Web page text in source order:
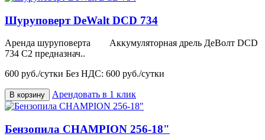
Шуруповерт DeWalt DCD 734
Аренда шуруповерта Аккумуляторная дрель ДеВолт DCD
734 C2 предназнач..
600 руб./сутки Без НДС: 600 руб./сутки
В корзину Арендовать в 1 клик
Бензопила CHAMPION 256-18"